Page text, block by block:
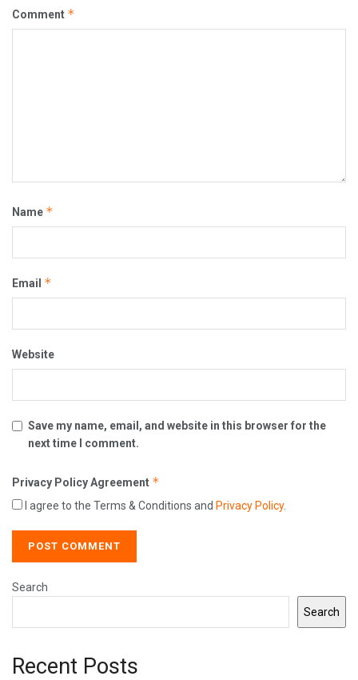
Comment *
Name *
Email *
Website
Save my name, email, and website in this browser for the
next time I comment.
Privacy Policy Agreement *
I agree to the Terms & Conditions and Privacy Policy.
Search
Search
Recent Posts